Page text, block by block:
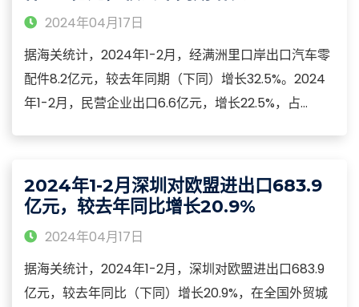
2024年04月17日
据海关统计，2024年1-2月，经满洲里口岸出口汽车零
配件8.2亿元，较去年同期（下同）增长32.5%。2024
年1-2月，民营企业出口6.6亿元，增长22.5%，占
内自主品牌出口4.5亿元，增长47.4%，占54.8%；无
品牌出口2.6亿元，增长21.6%，占31.3%。
2024年1-2月深圳对欧盟进出口683.9
亿元，较去年同比增长20.9%
2024年04月17日
据海关统计，2024年1-2月，深圳对欧盟进出口683.9
亿元，较去年同比（下同）增长20.9%，在全国外贸城